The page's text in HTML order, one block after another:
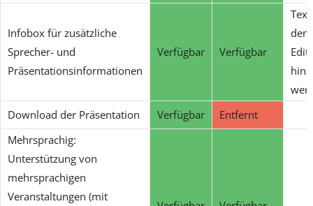
Infobox für zusätzliche
Sprecher- und
Präsentationsinformationen
Verfügbar Verfügbar
Download der Präsentation
Verfügbar
Entfernt
Mehrsprachig:
Unterstützung von
mehrsprachigen
Veranstaltungen (mit